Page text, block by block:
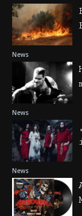
News
News
News